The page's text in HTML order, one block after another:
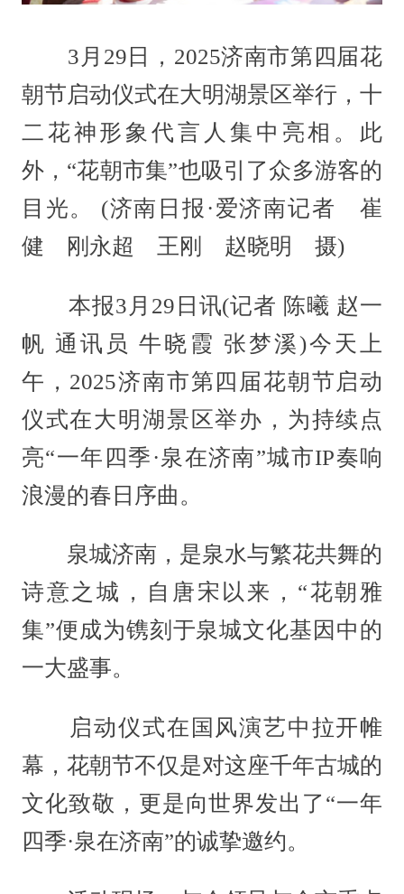
3月29日，2025济南市第四届花
朝节启动仪式在大明湖景区举行，十
二花神形象代言人集中亮相。此
外，“花朝市集”也吸引了众多游客的
目光。 (济南日报·爱济南记者 崔
健 刚永超 王刚 赵晓明 摄)
本报3月29日讯(记者 陈曦 赵一
帆 通讯员 牛晓霞 张梦溪)今天上
午，2025济南市第四届花朝节启动
仪式在大明湖景区举办，为持续点
亮“一年四季·泉在济南”城市IP奏响
浪漫的春日序曲。
泉城济南，是泉水与繁花共舞的
诗意之城，自唐宋以来，“花朝雅
集”便成为镌刻于泉城文化基因中的
一大盛事。
启动仪式在国风演艺中拉开帷
幕，花朝节不仅是对这座千年古城的
文化致敬，更是向世界发出了“一年
四季·泉在济南”的诚挚邀约。